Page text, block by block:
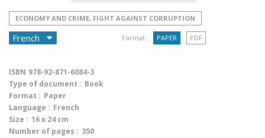
ECONOMY AND CRIME, FIGHT AGAINST CORRUPTION
Format : PAPER PDF
ISBN 978-92-871-6084-3
Type of document : Book
Format : Paper
Language : French
Size : 16 x 24 cm
Number of pages : 350